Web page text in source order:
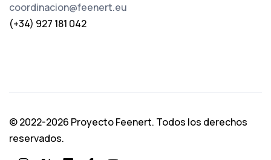
coordinacion@feenert.eu
(+34) 927 181 042
© 2022-2026 Proyecto Feenert. Todos los derechos
reservados.